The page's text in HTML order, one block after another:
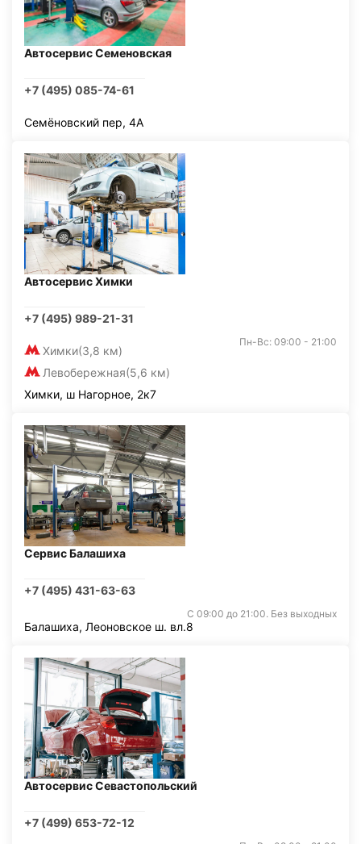
Автосервис Семеновская
+7 (495) 085-74-61
Семёновский пер, 4А
Автосервис Химки
+7 (495) 989-21-31
Химки(3,8 км)
Левобережная(5,6 км)
Пн-Вс: 09:00 - 21:00
Химки, ш Нагорное, 2к7
Сервис Балашиха
+7 (495) 431-63-63
С 09:00 до 21:00. Без выходных
Балашиха, Леоновское ш. вл.8
Автосервис Севастопольский
+7 (499) 653-72-12